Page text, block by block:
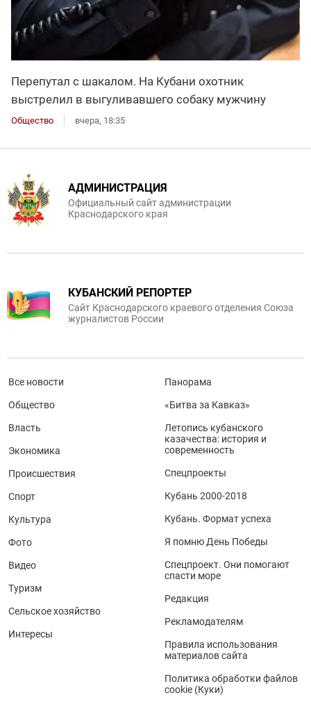
Перепутал с шакалом. На Кубани охотник
выстрелил в выгуливавшего собаку мужчину
Общество вчера, 18:35
АДМИНИСТРАЦИЯ
Официальный сайт администрации
Краснодарского края
КУБАНСКИЙ РЕПОРТЕР
Сайт Краснодарского краевого отделения Союза
журналистов России
Все новости
Общество
Власть
Экономика
Происшествия
Спорт
Культура
Фото
Видео
Туризм
Сельское хозяйство
Интересы
Панорама
«Битва за Кавказ»
Летопись кубанского
казачества: история и
современность
Спецпроекты
Кубань 2000-2018
Кубань. Формат успеха
Я помню День Победы
Спецпроект. Они помогают
спасти море
Редакция
Рекламодателям
Правила использования
материалов сайта
Политика обработки файлов
cookie (Куки)